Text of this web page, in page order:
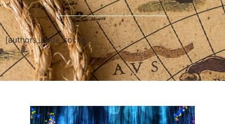
[authors_page_social]